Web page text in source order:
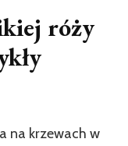
róży
na krzewach w